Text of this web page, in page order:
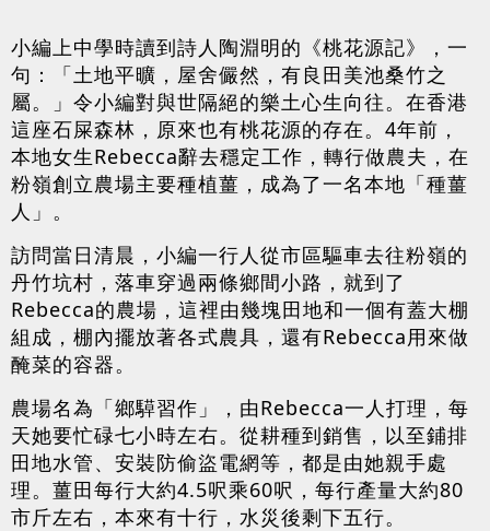
小編上中學時讀到詩人陶淵明的《桃花源記》，一
句：「土地平曠，屋舍儼然，有良田美池桑竹之
屬。」令小編對與世隔絕的樂土心生向往。在香港
這座石屎森林，原來也有桃花源的存在。4年前，
本地女生Rebecca辭去穩定工作，轉行做農夫，在
粉嶺創立農場主要種植薑，成為了一名本地「種薑
人」。
訪問當日清晨，小編一行人從市區驅車去往粉嶺的
丹竹坑村，落車穿過兩條鄉間小路，就到了
Rebecca的農場，這裡由幾塊田地和一個有蓋大棚
組成，棚內擺放著各式農具，還有Rebecca用來做
醃菜的容器。
農場名為「鄉騲習作」，由Rebecca一人打理，每
天她要忙碌七小時左右。從耕種到銷售，以至鋪排
田地水管、安裝防偷盜電網等，都是由她親手處
理。薑田每行大約4.5呎乘60呎，每行產量大約80
市斤左右，本來有十行，水災後剩下五行。